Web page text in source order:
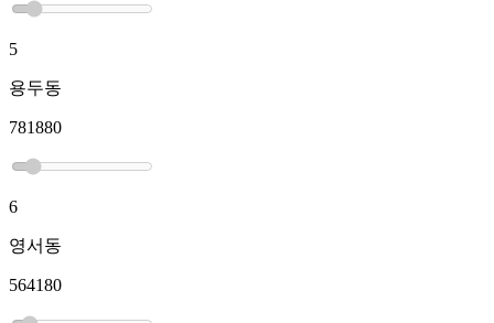
5
용두동
781880
6
영서동
564180